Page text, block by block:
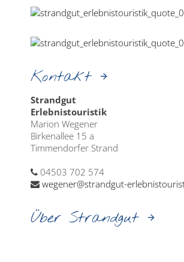
Kontakt
Strandgut
Erlebnistouristik
Marion Wegener
Birkenallee 15 a
Timmendorfer Strand
04503 702 574
wegener@strandgut-
Über Strandgut